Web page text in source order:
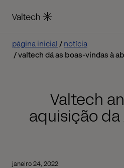
página inicial
notícia
valtech dá as boas-vindas à
Valtech
aquisição
janeiro 24, 2022